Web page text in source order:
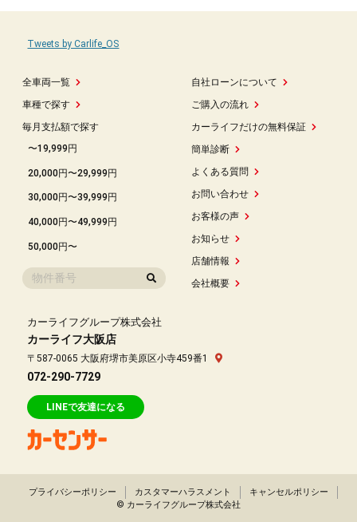
全車両一覧
車種で探す
毎月支払額で探す
〜19,999円
20,000円〜29,999円
30,000円〜39,999円
40,000円〜49,999円
50,000円〜
自社ローンについて
ご購入の流れ
カーライフだけの無料保証
簡単診断
よくある質問
お問い合わせ
お客様の声
お知らせ
店舗情報
会社概要
Tweets by Carlife_OS
カーライフグループ株式会社
カーライフ大阪店
〒587-0065 大阪府堺市美原区小寺459番1
072-290-7729
LINEで友達になる
プライバシーポリシー カスタマーハラスメント
キャンセルポリシー
© カーライフグループ株式会社